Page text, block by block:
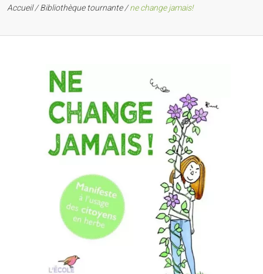
Accueil/ Bibliothèque tournante/ne change jamais!